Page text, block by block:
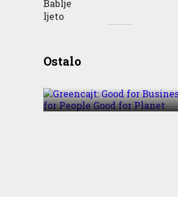
OstaloBusiness Good for